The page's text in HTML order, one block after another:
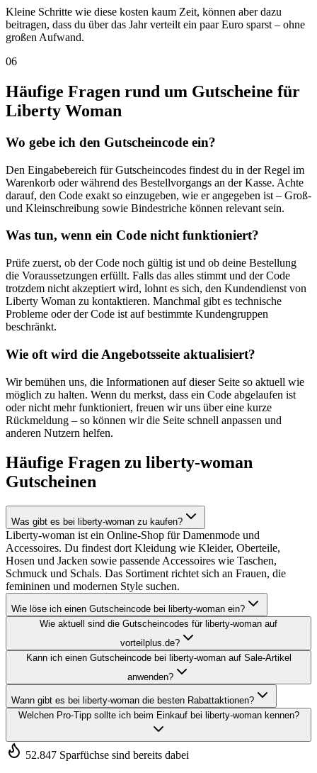
Kleine Schritte wie diese kosten kaum Zeit, können aber dazu
beitragen, dass du über das Jahr verteilt ein paar Euro sparst – ohne
großen Aufwand.
06
Häufige Fragen rund um Gutscheine für
Liberty Woman
Wo gebe ich den Gutscheincode ein?
Den Eingabebereich für Gutscheincodes findest du in der Regel im
Warenkorb oder während des Bestellvorgangs an der Kasse. Achte
darauf, den Code exakt so einzugeben, wie er angegeben ist – Groß-
und Kleinschreibung sowie Bindestriche können relevant sein.
Was tun, wenn ein Code nicht funktioniert?
Prüfe zuerst, ob der Code noch gültig ist und ob deine Bestellung
die Voraussetzungen erfüllt. Falls das alles stimmt und der Code
trotzdem nicht akzeptiert wird, lohnt es sich, den Kundendienst von
Liberty Woman zu kontaktieren. Manchmal gibt es technische
Probleme oder der Code ist auf bestimmte Kundengruppen
beschränkt.
Wie oft wird die Angebotsseite aktualisiert?
Wir bemühen uns, die Informationen auf dieser Seite so aktuell wie
möglich zu halten. Wenn du merkst, dass ein Code abgelaufen ist
oder nicht mehr funktioniert, freuen wir uns über eine kurze
Rückmeldung – so können wir die Seite schnell anpassen und
anderen Nutzern helfen.
Häufige Fragen zu liberty-woman
Gutscheinen
Was gibt es bei liberty-woman zu kaufen?
Liberty-woman ist ein Online-Shop für Damenmode und
Accessoires. Du findest dort Kleidung wie Kleider, Oberteile,
Hosen und Jacken sowie passende Accessoires wie Taschen,
Schmuck und Schals. Das Sortiment richtet sich an Frauen, die
femininen und modernen Style suchen.
Wie löse ich einen Gutscheincode bei liberty-woman ein?
Wie aktuell sind die Gutscheincodes für liberty-woman auf
vorteilplus.de?
Kann ich einen Gutscheincode bei liberty-woman auf Sale-Artikel
anwenden?
Wann gibt es bei liberty-woman die besten Rabattaktionen?
Welchen Pro-Tipp sollte ich beim Einkauf bei liberty-woman kennen?
52.847 Sparfüchse sind bereits dabei